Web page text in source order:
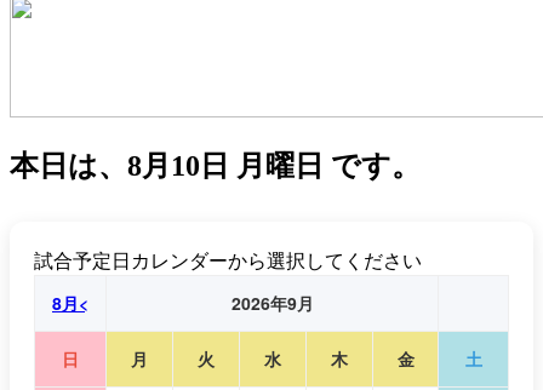
本日は、 8月10日 月曜日 です。
試合予定日カレンダーから選択してください
8月< 2026年9月
日 月 火 水 木 金 土